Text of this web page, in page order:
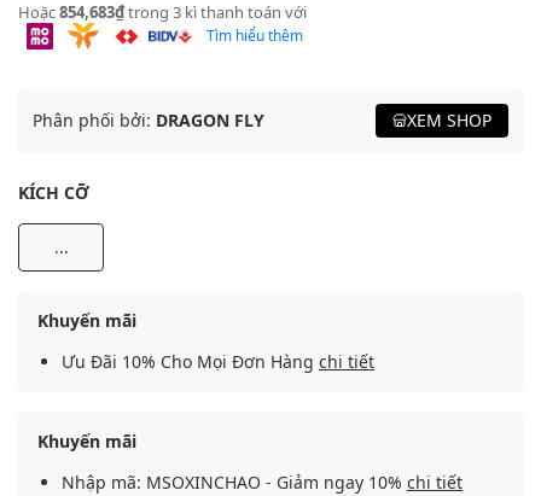
Hoặc854,683₫trong 3 kì thanh toán với
Tìm hiểu thêm
Phân phối bởi: DRAGON FLY XEM SHOP
KÍCH CỠ
...
Khuyến mãi
Ưu Đãi 10% Cho Mọi Đơn Hàng chi tiết
Khuyến mãi
Nhập mã: MSOXINCHAO - Giảm ngay 10% chi tiết